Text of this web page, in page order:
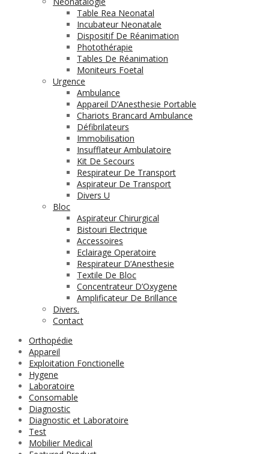
Table Rea Neonatal
Incubateur Neonatale
Dispositif De Réanimation
Photothérapie
Tables De Réanimation
Moniteurs Foetal
Urgence
Ambulance
Appareil D’Anesthesie Portable
Chariots Brancard Ambulance
Défibrilateurs
Immobilisation
Insufflateur Ambulatoire
Kit De Secours
Respirateur De Transport
Aspirateur De Transport
Divers U
Bloc
Aspirateur Chirurgical
Bistouri Electrique
Accessoires
Eclairage Operatoire
Respirateur D’Anesthesie
Textile De Bloc
Concentrateur D’Oxygene
Amplificateur De Brillance
Divers.
Contact
Orthopédie
Appareil
Exploitation Fonctionelle
Hygene
Laboratoire
Consomable
Diagnostic
Diagnostic et Laboratoire
Test
Mobilier Medical